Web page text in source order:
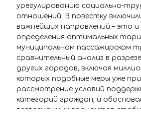
урегулированию социально-
отношений. В повестку
важнейших направлений – это
определения оптимальных
муниципальном пассажирском
сравнительный анализ в
других городов, включая
которых подобные меры уже
рассмотрение условий
категорий граждан, и
всевозможных вариантов